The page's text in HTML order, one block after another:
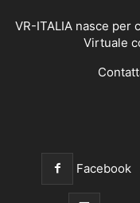
VR-ITALIA nasce per
Virtuale
Facebook